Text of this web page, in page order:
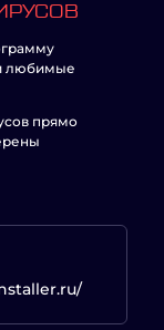
любимые
прямо